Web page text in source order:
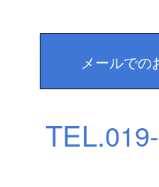
メールでの
TEL.